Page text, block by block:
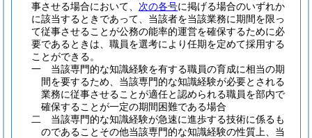
事させる場合において、 次の各号に掲げる場合のいずれか
に該当するときであって、当該者を当該業務に期間を限っ
て従事させることが公務の能率的運営を確保するために必
要であるときは、職員を選考により任期を定めて採用する
ことができる。
一
当該専門的な知識経験を有する職員の育成に相当の期
間を要するため、当該専門的な知識経験が必要とされる
業務に従事させることが適任と認められる職員を部内で
確保することが一定の期間困難である場合
二
当該専門的な知識経験が急速に進歩する技術に係るも
のであることその他当該専門的な知識経験の性質上、当